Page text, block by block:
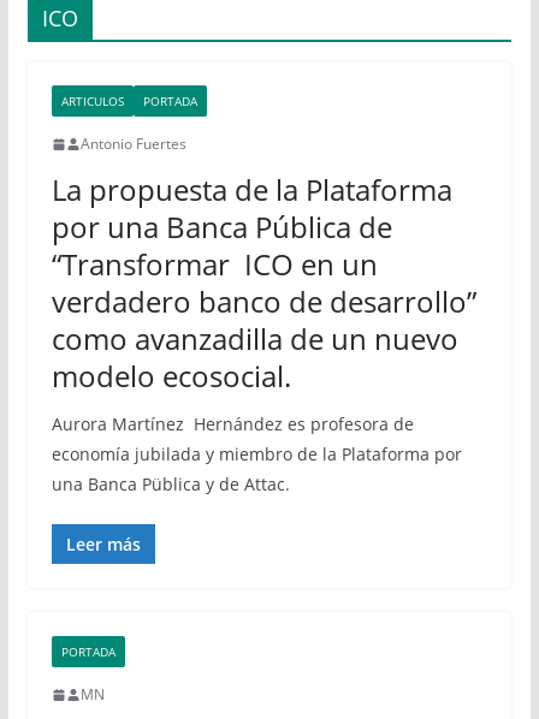
ICO
ARTICULOS PORTADA
Antonio Fuertes
La propuesta de la Plataforma
por una Banca Pública de
“Transformar ICO en un
verdadero banco de desarrollo”
como avanzadilla de un nuevo
modelo ecosocial.
Aurora Martínez Hernández es profesora de
economía jubilada y miembro de la Plataforma por
una Banca Püblica y de Attac.
Leer más
PORTADA
MN